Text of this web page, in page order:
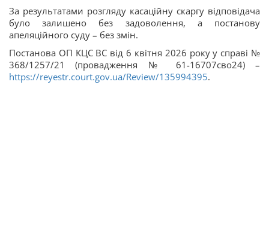
За результатами розгляду касаційну скаргу відповідача
було залишено без задоволення, а постанову
апеляційного суду – без змін.
Постанова ОП КЦС ВС від 6 квітня 2026 року у справі №
368/1257/21 (провадження № 61-16707сво24) –
https://reyestr.court.gov.ua/Review/135994395.